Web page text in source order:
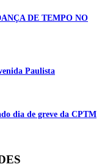
DE TEMPO NO
Paulista
dia de greve da CPTM